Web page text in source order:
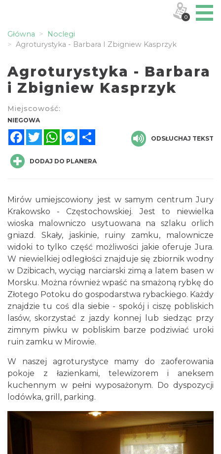
Główna
Noclegi
Agroturystyka - Barbara I Zbigniew Kasprzyk
Agroturystyka - Barbara
i Zbigniew Kasprzyk
Miejscowość:
NIEGOWA
FacebookTwitterWhatsAppMessenger
ODSŁUCHAJ TEKST
DODAJ DO PLANERA
Mirów umiejscowiony jest w samym centrum Jury
Krakowsko - Częstochowskiej. Jest to niewielka
wioska malowniczo usytuowana na szlaku orlich
gniazd. Skały, jaskinie, ruiny zamku, malownicze
widoki to tylko część możliwości jakie oferuje Jura.
W niewielkiej odległości znajduje się zbiornik wodny
w Dzibicach, wyciąg narciarski zimą a latem basen w
Morsku. Można również wpaść na smażoną rybkę do
Złotego Potoku do gospodarstwa rybackiego. Każdy
znajdzie tu coś dla siebie - spokój i ciszę pobliskich
lasów, skorzystać z jazdy konnej lub siedząc przy
zimnym piwku w pobliskim barze podziwiać uroki
ruin zamku w Mirowie.
W naszej agroturystyce mamy do zaoferowania
pokoje z łazienkami, telewizorem i aneksem
kuchennym w pełni wyposażonym. Do dyspozycji
lodówka, grill, parking.
0